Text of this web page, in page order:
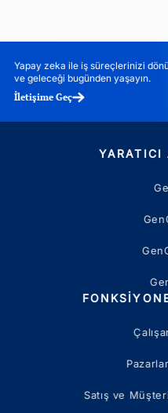
Yapay zeka ile iş süreçlerinizi
ve geleceği bugünden yaşayın.
İletişime Geç
YARATICI
Satış ve